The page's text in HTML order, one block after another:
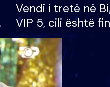
Vendi i tretë në
VIP 5, cili është
radhës që lë